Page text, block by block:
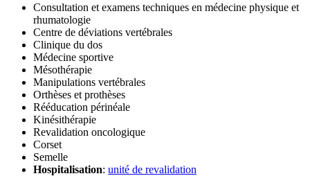
Consultation et examens techniques en médecine physique et
rhumatologie
Centre de déviations vertébrales
Clinique du dos
Médecine sportive
Mésothérapie
Manipulations vertébrales
Orthèses et prothèses
Rééducation périnéale
Kinésithérapie
Revalidation oncologique
Corset
Semelle
Hospitalisation: unité de revalidation